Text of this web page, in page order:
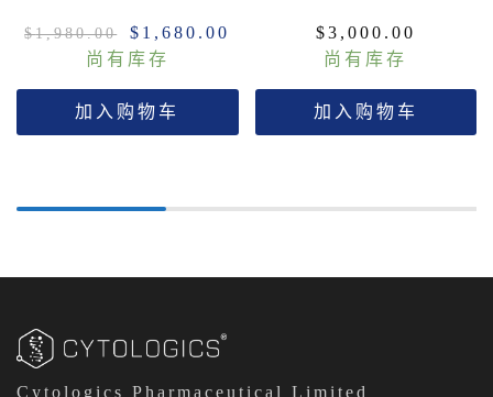
$1,980.00 $ 1,680.00
尚有库存
加入购物车
$3,000.00
尚有库存
加入购物车
Cytologics Pharmaceutical Limited